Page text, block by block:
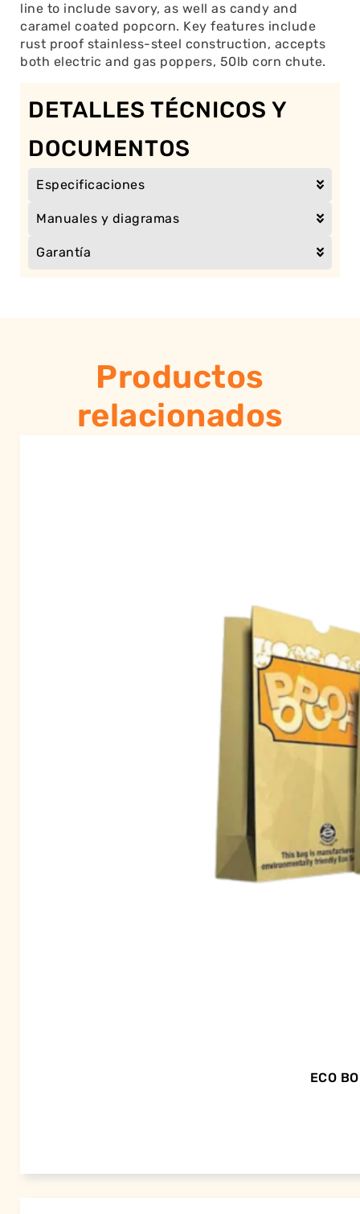
line to include savory, as well as candy and
caramel coated popcorn. Key features include
rust proof stainless-steel construction, accepts
both electric and gas poppers, 50lb corn chute.
DETALLES TÉCNICOS Y
DOCUMENTOS
Especificaciones
Manuales y diagramas
Garantía
Productos
relacionados
ECO